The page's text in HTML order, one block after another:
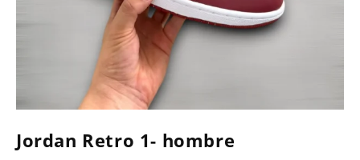
Jordan Retro 1- hombre